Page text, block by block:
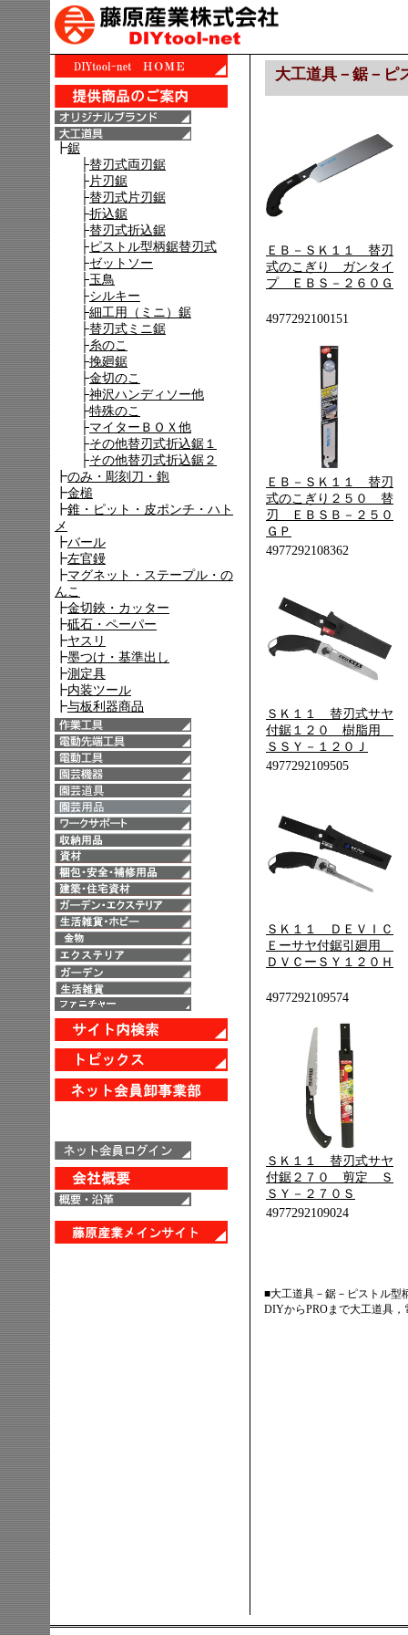
大工道具－鋸－
ＥＢ－ＳＫ１１ 替刃
式のこぎり ガンタイ
プ ＥＢＳ－２６０Ｇ
4977292100151
ＥＢ－ＳＫ１１ 替刃
式のこぎり２５０ 替
刃 ＥＢＳＢ－２５０
ＧＰ
4977292108362
ＳＫ１１ 替刃式サヤ
付鋸１２０ 樹脂用
ＳＳＹ－１２０Ｊ
4977292109505
ＳＫ１１ ＤＥＶＩＣ
Ｅーサヤ付鋸引廻用
ＤＶＣーＳＹ１２０Ｈ
4977292109574
ＳＫ１１ 替刃式サヤ
付鋸２７０ 剪定 Ｓ
ＳＹ－２７０Ｓ
4977292109024
■大工道具－鋸－ピストル型
DIYからPROまで大工道具